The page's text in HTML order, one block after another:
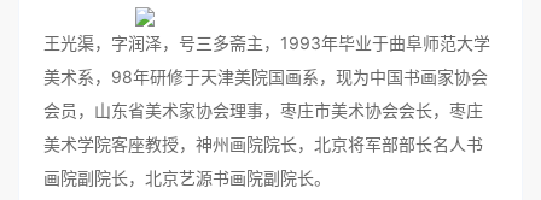
王光渠，字润泽，号三多斋主，1993年毕业于曲阜师范大学
美术系，98年研修于天津美院国画系，现为中国书画家协会
会员，山东省美术家协会理事，枣庄市美术协会会长，枣庄
美术学院客座教授，神州画院院长，北京将军部部长名人书
画院副院长，北京艺源书画院副院长。